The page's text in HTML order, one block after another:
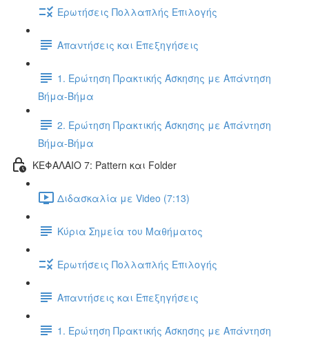
Ερωτήσεις Πολλαπλής Επιλογής
Απαντήσεις και Επεξηγήσεις
1. Ερώτηση Πρακτικής Άσκησης με Απάντηση
Βήμα-Βήμα
2. Ερώτηση Πρακτικής Άσκησης με Απάντηση
Βήμα-Βήμα
ΚΕΦΑΛΑΙΟ 7: Pattern και Folder
Διδασκαλία με Video (7:13)
Κύρια Σημεία του Μαθήματος
Ερωτήσεις Πολλαπλής Επιλογής
Απαντήσεις και Επεξηγήσεις
1. Ερώτηση Πρακτικής Άσκησης με Απάντηση